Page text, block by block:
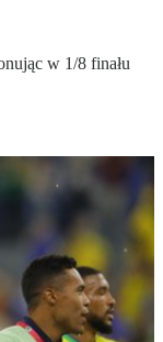
w 1/8 finału